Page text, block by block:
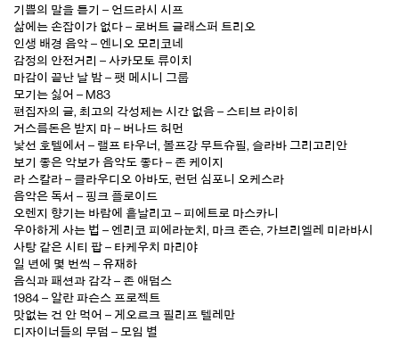
기쁨의 말을 듣기 – 언드라시 시프
삶에는 손잡이가 없다 – 로버트 글래스퍼 트리오
인생 배경 음악 – 엔니오 모리코네
감정의 안전거리 – 사카모토 류이치
마감이 끝난 날 밤 – 팻 메시니 그룹
모기는 싫어 – M83
편집자의 글, 최고의 각성제는 시간 없음 – 스티브 라이히
거스름돈은 받지 마 – 버나드 허먼
낯선 호텔에서 – 랠프 타우너, 볼프강 무트슈필, 슬라바 그리고리안
보기 좋은 악보가 음악도 좋다 – 존 케이지
라 스칼라 – 클라우디오 아바도, 런던 심포니 오케스라
음악은 독서 – 핑크 플로이드
오렌지 향기는 바람에 흩날리고 – 피에트로 마스카니
우아하게 사는 법 – 엔리코 피에라눈치, 마크 존슨, 가브리엘레 미라바시
사탕 같은 시티 팝 – 타케우치 마리야
일 년에 몇 번씩 – 유재하
음식과 패션과 감각 – 존 애덤스
1984 – 알란 파슨스 프로젝트
맛없는 건 안 먹어 – 게오르크 필리프 텔레만
디자이너들의 무덤 – 모임 별